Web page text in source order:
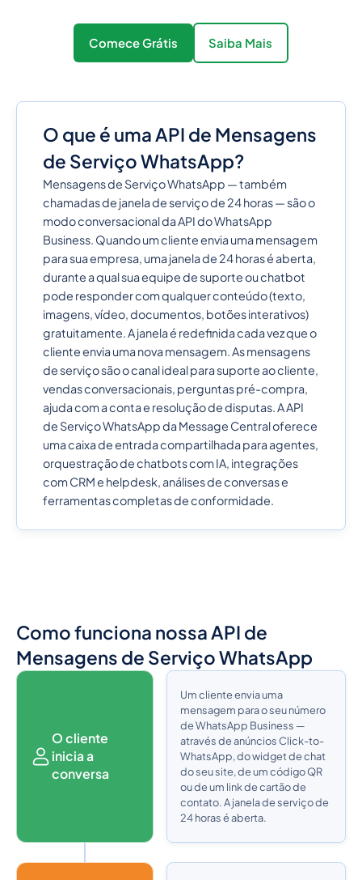
Comece Grátis Saiba Mais
O que é uma API de Mensagens
de Serviço WhatsApp?
Mensagens de Serviço WhatsApp — também
chamadas de janela de serviço de 24 horas — são o
modo conversacional da API do WhatsApp
Business. Quando um cliente envia uma mensagem
para sua empresa, uma janela de 24 horas é aberta,
durante a qual sua equipe de suporte ou chatbot
pode responder com qualquer conteúdo (texto,
imagens, vídeo, documentos, botões interativos)
gratuitamente. A janela é redefinida cada vez que o
cliente envia uma nova mensagem. As mensagens
de serviço são o canal ideal para suporte ao cliente,
vendas conversacionais, perguntas pré-compra,
ajuda com a conta e resolução de disputas. A API
de Serviço WhatsApp da Message Central oferece
uma caixa de entrada compartilhada para agentes,
orquestração de chatbots com IA, integrações
com CRM e helpdesk, análises de conversas e
ferramentas completas de conformidade.
Como funciona nossa API de
Mensagens de Serviço WhatsApp
O cliente
inicia a
conversa
Um cliente envia uma
mensagem para o seu número
de WhatsApp Business —
através de anúncios Click-to-
WhatsApp, do widget de chat
do seu site, de um código QR
ou de um link de cartão de
contato. A janela de serviço de
24 horas é aberta.